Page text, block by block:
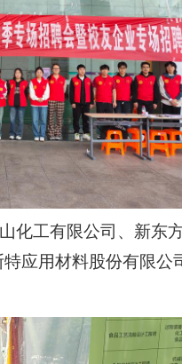
化工有限公司、新东
应用材料股份有限